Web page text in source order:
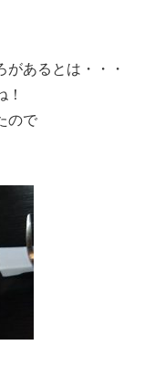
があるとは・・・
ので